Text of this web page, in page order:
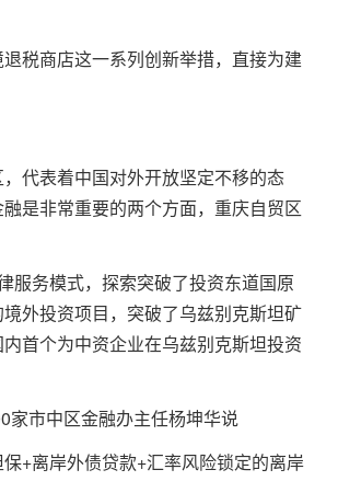
税商店这一系列创新举措，直接为建
代表着中国对外开放坚定不移的态
是非常重要的两个方面，重庆自贸区
服务模式，探索突破了投资东道国原
外投资项目，突破了乌兹别克斯坦矿
首个为中资企业在乌兹别克斯坦投资
家市中区金融办主任杨坤华说
+离岸外债贷款+汇率风险锁定的离岸